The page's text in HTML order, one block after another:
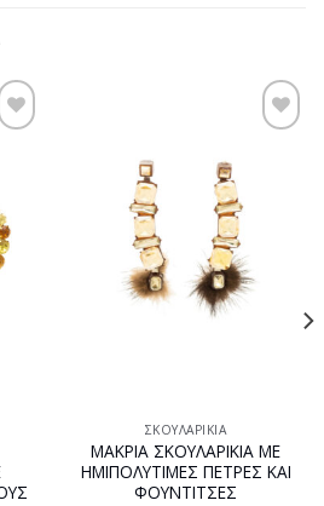
Προσθήκη
wishlist
ΣΚΟΥΛΑΡΊΚΙΑ
ΜΑΚΡΙΑ ΣΚΟΥΛΑΡΙΚΙΑ ΜΕ
ΗΜΙΠΟΛΥΤΙΜΕΣ ΠΕΤΡΕΣ ΚΑΙ
ΦΟΥΝΤΙΤΣΕΣ